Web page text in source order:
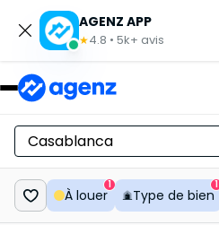
AGENZ APP
★4.8 • 5k+ avis
À louer
1
Type de bien
1